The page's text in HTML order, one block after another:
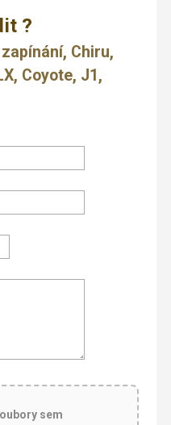
?
Chiru,
Coyote, J1,
sem